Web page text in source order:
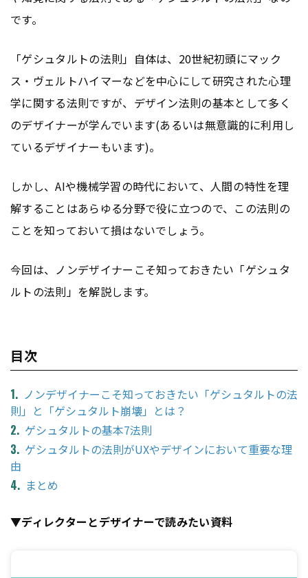
です。
「ゲシュタルトの法則」自体は、20世紀初頭にマック
ス・ヴェルトハイマーなどを中心にして研究された心理
学に関する法則ですが、デザイン法則の基本として多く
のデザイナーが学んでいます(あるいは無意識的に利用し
ているデザイナーもいます)。
しかし、AIや機械学習の時代において、人間の特性を理
解することはあらゆる分野で役に立つので、この法則の
ことを知っておいて損はないでしょう。
今回は、ノンデザイナーこそ知っておきたい「ゲシュタ
ルトの法則」を解説します。
目次
ノンデザイナーこそ知っておきたい「ゲシュタルトの法
則」と「ゲシュタルト崩壊」とは？
ゲシュタルトの基本7法則
ゲシュタルトの法則がUXやデザインにおいて重要な理
由
まとめ
▼ディレクターとデザイナーで読みたい資料